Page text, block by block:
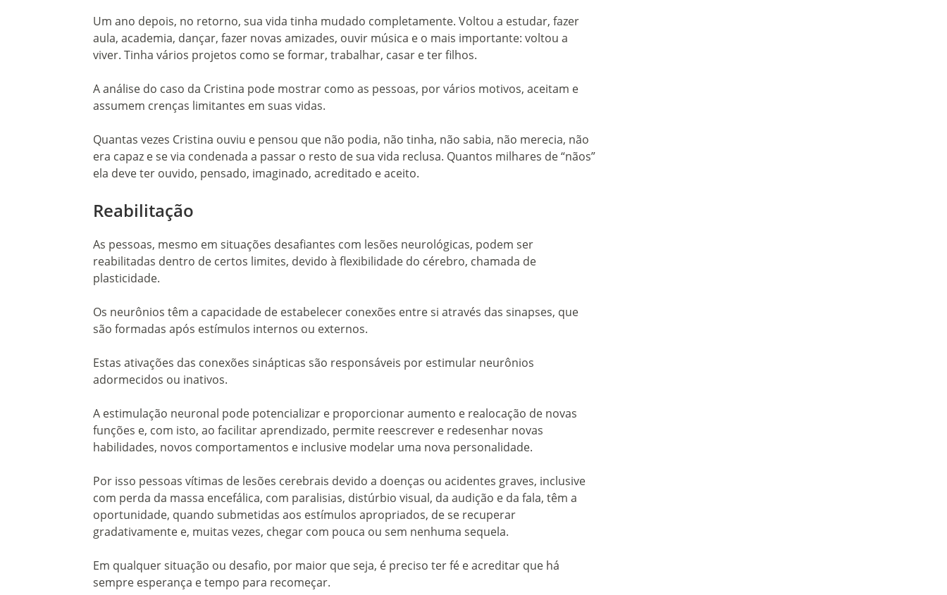
Um ano depois, no retorno, sua vida tinha mudado completamente. Voltou a estudar, fazer
aula, academia, dançar, fazer novas amizades, ouvir música e o mais importante: voltou a
viver. Tinha vários projetos como se formar, trabalhar, casar e ter filhos.
A análise do caso da Cristina pode mostrar como as pessoas, por vários motivos, aceitam e
assumem crenças limitantes em suas vidas.
Quantas vezes Cristina ouviu e pensou que não podia, não tinha, não sabia, não merecia, não
era capaz e se via condenada a passar o resto de sua vida reclusa. Quantos milhares de “nãos”
ela deve ter ouvido, pensado, imaginado, acreditado e aceito.
Reabilitação
As pessoas, mesmo em situações desafiantes com lesões neurológicas, podem ser
reabilitadas dentro de certos limites, devido à flexibilidade do cérebro, chamada de
plasticidade.
Os neurônios têm a capacidade de estabelecer conexões entre si através das sinapses, que
são formadas após estímulos internos ou externos.
Estas ativações das conexões sinápticas são responsáveis por estimular neurônios
adormecidos ou inativos.
A estimulação neuronal pode potencializar e proporcionar aumento e realocação de novas
funções e, com isto, ao facilitar aprendizado, permite reescrever e redesenhar novas
habilidades, novos comportamentos e inclusive modelar uma nova personalidade.
Por isso pessoas vítimas de lesões cerebrais devido a doenças ou acidentes graves, inclusive
com perda da massa encefálica, com paralisias, distúrbio visual, da audição e da fala, têm a
oportunidade, quando submetidas aos estímulos apropriados, de se recuperar
gradativamente e, muitas vezes, chegar com pouca ou sem nenhuma sequela.
Em qualquer situação ou desafio, por maior que seja, é preciso ter fé e acreditar que há
sempre esperança e tempo para recomeçar.